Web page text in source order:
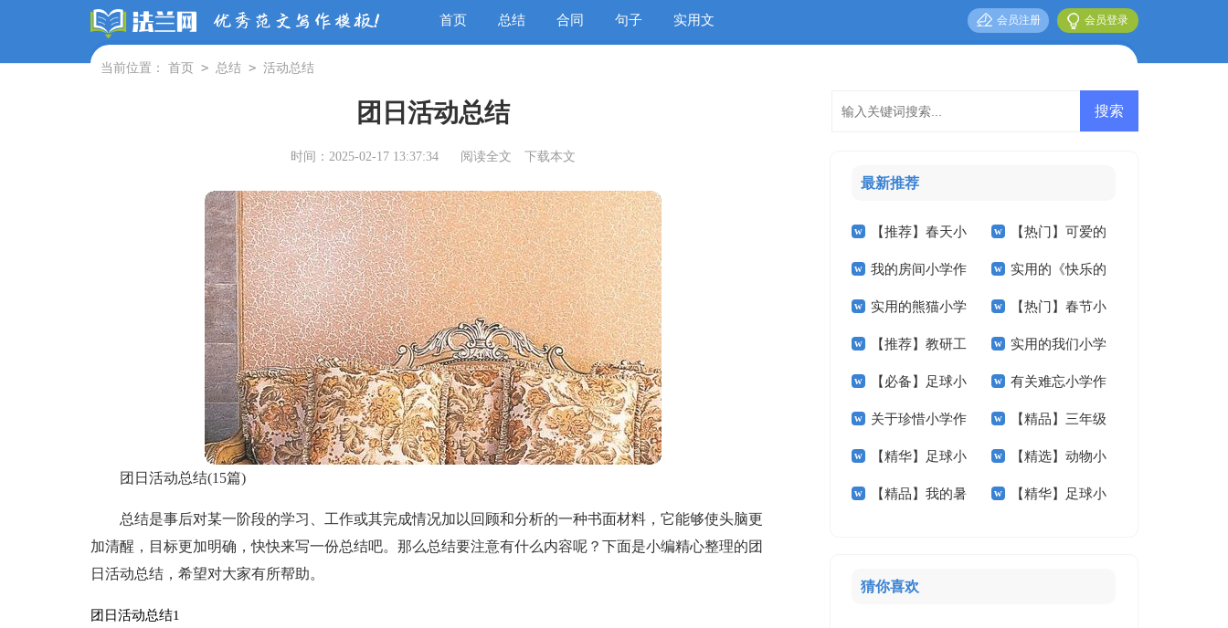
首页 总结 合同 句子 实用文 会员登录
会员注册
当前位置： 首页 > 总结 > 活动总结
团日活动总结
时间：2025-02-17 13:37:34 阅读全文 下载本文
团日活动总结(15篇)
总结是事后对某一阶段的学习、工作或其完成情况加以回顾和分析的一种书面材料，它能够使头脑更
加清醒，目标更加明确，快快来写一份总结吧。那么总结要注意有什么内容呢？下面是小编精心整理的团
日活动总结，希望对大家有所帮助。
团日活动总结1
最新推荐
【推荐】春天小
学作文十篇
【热门】可爱的
小学作文300字3篇
我的房间小学作
文汇编5篇
实用的《快乐的
春节》小学作文3篇
实用的熊猫小学
作文合集五篇
【热门】春节小
学作文400字四篇
【推荐】教研工
作计划范文汇编五篇
实用的我们小学
作文400字三篇
【必备】足球小
学作文600字3篇
有关难忘小学作
文汇总五篇
关于珍惜小学作
文400字五篇
【精品】三年级
叙事作文300字汇编
9篇
【精华】足球小
学作文汇总9篇
【精选】动物小
学作文400字合集5
【精品】我的暑 【精华】足球小
猜你喜欢